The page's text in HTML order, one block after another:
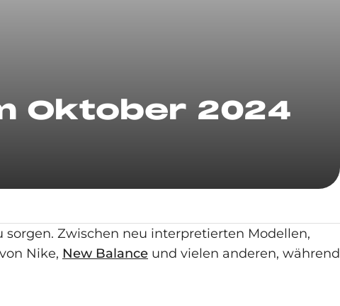
Oktober 2024
sorgen. Zwischen neu interpretierten Modellen,
Nike, New Balance und vielen anderen, während